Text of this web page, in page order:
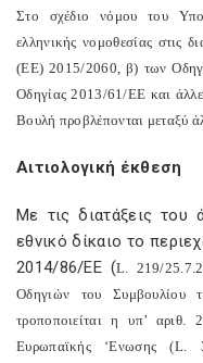
Στο σχέδιο νόμου του
ελληνικής νομοθεσίας στις
(EE) 2015/2060, β) των
Οδηγίας 2013/61/ΕΕ και
Βουλή προβλέπονται μεταξύ
Αιτιολογική έκθεση
Με τις διατάξεις του
εθνικό δίκαιο το
2014/86/ΕΕ (L. 219/
Οδηγιών του Συμβουλίου
τροποποιείται η υπ’
Ευρωπαϊκής ‘Ενωσης (L.